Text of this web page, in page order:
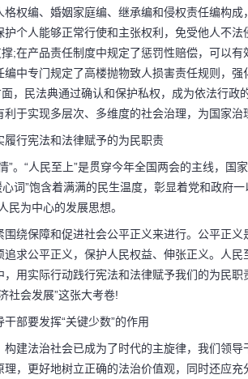
权编、婚姻家庭编、继承编和侵权责任编构
护个人能够正常行使和主张权利，免受他人不
;在产品责任制度中规定了惩罚性赔偿，可以
编中专门规定了高楼抛物致人损害责任规则，
面，民法典通过确认和保护私权，成为依法行
于实现多层次、多维度的社会治理，为国家治
履行宪法和法律赋予的为民职责
”。“人民至上”是贯穿今年全国两会的主线，国
心词”饱含着满满的民生温度，彰显着党和政府
民为中心的发展思想。
绕保障和促进社会公平正义来进行。公平正
求公平正义，保护人民权益、伸张正义。人
用实际行动践行宪法和法律赋予我们的为民
社会发展”这张大考卷!
部要发挥“关键少数”的作用
构建法治社会已成为了时代的主旋律，我们领
理，更好地树立正确的法治价值观，同时还应